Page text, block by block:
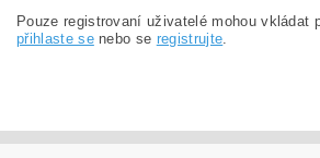
Pouze registrovaní uživatelé mohou vkládat
přihlaste senebo se registrujte.